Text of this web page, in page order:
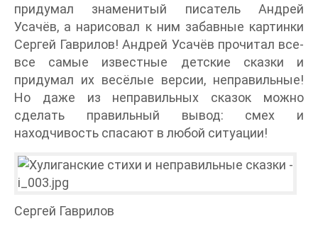
придумал знаменитый писатель Андрей
Усачёв, а нарисовал к ним забавные картинки
Сергей Гаврилов! Андрей Усачёв прочитал все-
все самые известные детские сказки и
придумал их весёлые версии, неправильные!
Но даже из неправильных сказок можно
сделать правильный вывод: смех и
находчивость спасают в любой ситуации!
Сергей Гаврилов